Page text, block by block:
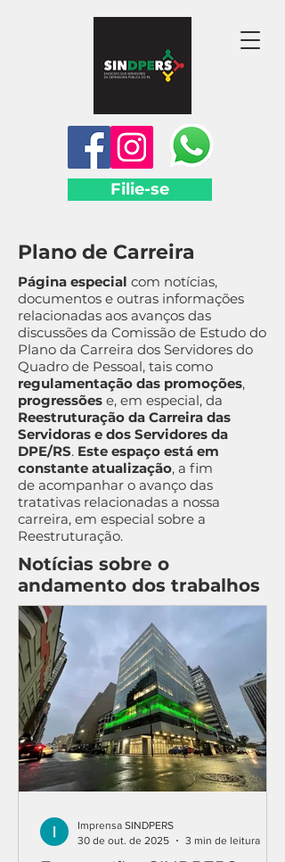
Filie-se
Plano de Carreira
Página especial com notícias,
documentos e outras informações
relacionadas aos avanços das
discussões da Comissão de Estudo do
Plano da Carreira dos Servidores do
Quadro de Pessoal, tais como
regulamentação das promoções,
progressões e, em especial, da
Reestruturação da Carreira das
Servidoras e dos Servidores da
DPE/RS. Este espaço está em
constante atualização, a fim
de acompanhar o avanço das
tratativas relacionadas a nossa
carreira, em especial sobre a
Reestruturação.
Notícias sobre o
andamento dos trabalhos
Imprensa SINDPERS
30 de out. de 2025
3 min de leitura